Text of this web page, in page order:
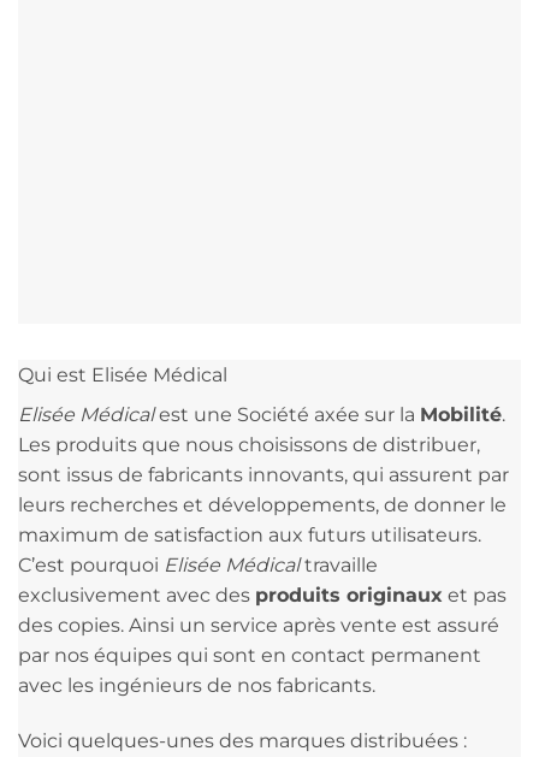
Qui est Elisée Médical
Elisée Médicalest une Société axée sur la Mobilité.
Les produits que nous choisissons de distribuer,
sont issus de fabricants innovants, qui assurent par
leurs recherches et développements, de donner le
maximum de satisfaction aux futurs utilisateurs.
C’est pourquoi Elisée Médicaltravaille
exclusivement avec des produits originaux et pas
des copies. Ainsi un service après vente est assuré
par nos équipes qui sont en contact permanent
avec les ingénieurs de nos fabricants.
Voici quelques-unes des marques distribuées :